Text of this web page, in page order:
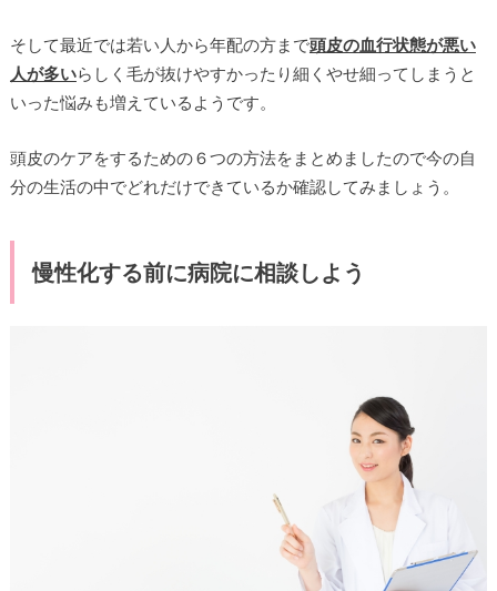
そして最近では若い人から年配の方まで頭皮の血行状態が悪い
人が多いらしく毛が抜けやすかったり細くやせ細ってしまうと
いった悩みも増えているようです。
頭皮のケアをするための６つの方法をまとめましたので今の自
分の生活の中でどれだけできているか確認してみましょう。
慢性化する前に病院に相談しよう